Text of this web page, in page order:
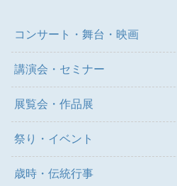
コンサート・舞台・映画
講演会・セミナー
展覧会・作品展
祭り・イベント
歳時・伝統行事